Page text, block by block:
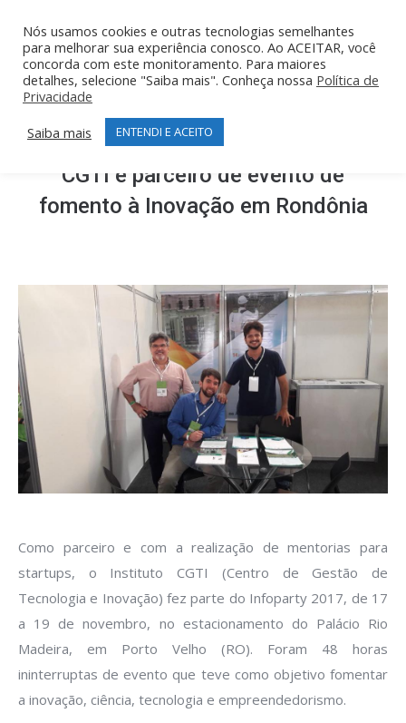
CGTI é parceiro de evento de
fomento à Inovação em Rondônia
Como parceiro e com a realização de mentorias para
startups, o Instituto CGTI (Centro de Gestão de
Tecnologia e Inovação) fez parte do Infoparty 2017, de 17
a 19 de novembro, no estacionamento do Palácio Rio
Madeira, em Porto Velho (RO). Foram 48 horas
ininterruptas de evento que teve como objetivo fomentar
a inovação, ciência, tecnologia e empreendedorismo.
Nós usamos cookies e outras tecnologias semelhantes
para melhorar sua experiência conosco. Ao ACEITAR, você
concorda com este monitoramento. Para maiores
detalhes, selecione "Saiba mais". Conheça nossa Política de
Privacidade
Saiba mais
ENTENDI E ACEITO